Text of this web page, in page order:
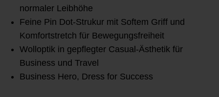
normaler Leibhöhe
Feine Pin Dot-Strukur mit Softem Griff und
Komfortstretch für Bewegungsfreiheit
Wolloptik in gepflegter Casual-Ästhetik für
Business und Travel
Business Hero, Dress for Success